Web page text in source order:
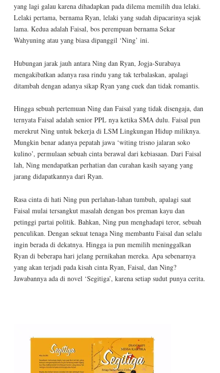
yang lagi galau karena dihadapkan pada dilema memilih dua lelaki.
Lelaki pertama, bernama Ryan, lelaki yang sudah dipacarinya sejak
lama. Kedua adalah Faisal, bos perempuan bernama Sekar
Wahyuning atau yang biasa dipanggil ‘Ning’ ini.
Hubungan jarak jauh antara Ning dan Ryan, Jogja-Surabaya
mengakibatkan adanya rasa rindu yang tak terbalaskan, apalagi
ditambah dengan adanya sikap Ryan yang cuek dan tidak romantis.
Hingga sebuah pertemuan Ning dan Faisal yang tidak disengaja, dan
ternyata Faisal adalah senior PPL nya ketika SMA dulu. Faisal pun
merekrut Ning untuk bekerja di LSM Lingkungan Hidup miliknya.
Mungkin benar adanya pepatah jawa ‘witing trisno jalaran soko
kulino’, permulaan sebuah cinta berawal dari kebiasaan. Dari Faisal
lah, Ning mendapatkan perhatian dan curahan kasih sayang yang
jarang didapatkannya dari Ryan.
Rasa cinta di hati Ning pun perlahan-lahan tumbuh, apalagi saat
Faisal mulai tersangkut masalah dengan bos preman kayu dan
petinggi partai politik. Bahkan, Ning pun menghadapi teror, sebuah
penculikan. Dengan sekuat tenaga Ning membantu Faisal dan selalu
ingin berada di dekatnya. Hingga ia pun memilih meninggalkan
Ryan di beberapa hari jelang pernikahan mereka. Apa sebenarnya
yang akan terjadi pada kisah cinta Ryan, Faisal, dan Ning?
Jawabannya ada di novel ‘Segitiga’, karena setiap sudut punya cerita.